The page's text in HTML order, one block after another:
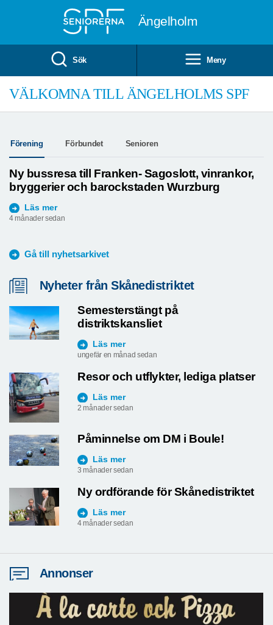
Ängelholm
Sök Meny
VÄLKOMNA TILL ÄNGELHOLMS SPF
Förening Förbundet Senioren
Ny bussresa till Franken- Sagoslott, vinrankor,
bryggerier och barockstaden Wurzburg
Läs mer
4 månader sedan
Gå till nyhetsarkivet
Nyheter från Skånedistriktet
Semesterstängt på
distriktskansliet
Läs mer
ungefär en månad sedan
Resor och utflykter, lediga platser
Läs mer
2 månader sedan
Påminnelse om DM i Boule!
Läs mer
3 månader sedan
Ny ordförande för Skånedistriktet
Läs mer
4 månader sedan
Annonser